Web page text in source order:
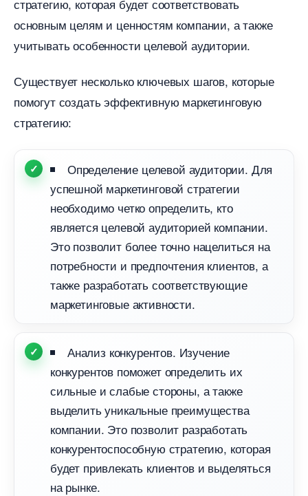
стратегию, которая будет соответствовать
основным целям и ценностям компании, а также
учитывать особенности целевой аудитории.
Существует несколько ключевых шагов, которые
помогут создать эффективную маркетинговую
стратегию:
Определение целевой аудитории. Для
успешной маркетинговой стратегии
необходимо четко определить, кто
является целевой аудиторией компании.
Это позволит более точно нацелиться на
потребности и предпочтения клиентов, а
также разработать соответствующие
маркетинговые активности.
Анализ конкурентов. Изучение
конкурентов поможет определить их
сильные и слабые стороны, а также
ыделить уникальные преимущества
компании. Это позволит разработать
конкурентоспособную стратегию, которая
удет привлекать клиентов и выделяться
на рынке.